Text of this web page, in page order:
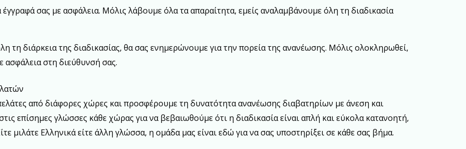
έγγραφά σας με ασφάλεια. Μόλις λάβουμε όλα τα απαραίτητα, εμείς αναλαμβάνουμε όλη τη διαδικασία
τη διάρκεια της διαδικασίας, θα σας ενημερώνουμε για την πορεία της ανανέωσης. Μόλις ολοκληρωθεί,
ασφάλεια στη διεύθυνσή σας.
από διάφορες χώρες και προσφέρουμε τη δυνατότητα ανανέωσης διαβατηρίων με άνεση και
επίσημες γλώσσες κάθε χώρας για να βεβαιωθούμε ότι η διαδικασία είναι απλή και εύκολα κατανοητή,
μιλάτε Ελληνικά είτε άλλη γλώσσα, η ομάδα μας είναι εδώ για να σας υποστηρίξει σε κάθε σας βήμα.